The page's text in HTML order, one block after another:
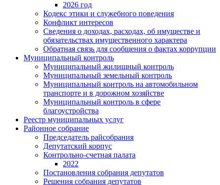
2026 год
Кодекс этики и служебного поведения
Конфликт интересов
Сведения о доходах, расходах, об имуществе и
обязательствах имущественного характера
Обратная связь для сообщения о фактах коррупции
Муниципальный контроль
Муниципальный жилищный контроль
Муниципальный земельный контроль
Муниципальный контроль на автомобильном
транспорте и в дорожном хозяйстве
Муниципальный контроль в сфере
благоустройства
Реестр муниципальных услуг
Районное собрание
Председатель райсобрания
Депутатский корпус
Контрольно-счетная палата
2022
Постановления собрания депутатов
Решения собрания депутатов